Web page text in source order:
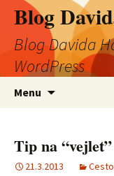
Blog
Blog Davida
WordPress
Menu
Tip na
21.3.2013